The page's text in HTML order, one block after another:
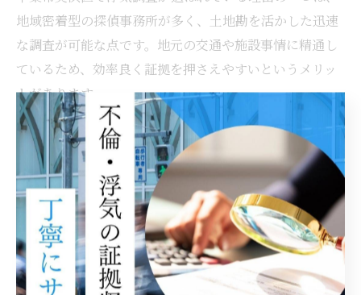
地域密着型の探偵事務所が多く、土地勘を活かした迅速
な調査が可能な点です。地元の交通や施設事情に精通し
ているため、効率良く証拠を押さえやすいというメリッ
トがあります。
また、地域特有のニーズに対応した柔軟な調査プラン
や、女性相談員によるきめ細やかなサポートも選ばれる
理由です。実際に「調査後もアフターフォローが充実し
ていて安心できた」「相談から調査、報告までスムーズ
だった」といった声が寄せられています。
費用面でも、無駄な出費を抑えたいという依頼者の心理
に応え、時間単位や成功報酬制など多様な料金体系が用